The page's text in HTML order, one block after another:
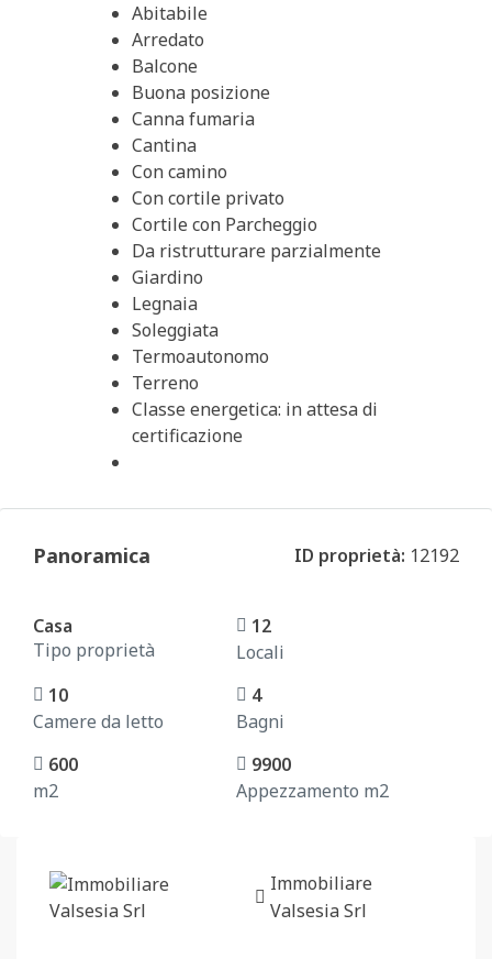
Abitabile
Arredato
Balcone
Buona posizione
Canna fumaria
Cantina
Con camino
Con cortile privato
Cortile con Parcheggio
Da ristrutturare parzialmente
Giardino
Legnaia
Soleggiata
Termoautonomo
Terreno
Classe energetica: in attesa di
certificazione
Panoramica ID proprietà: 12192
Casa
Tipo proprietà
12
Locali
10
Camere da letto
4
Bagni
600
m2
9900
Appezzamento m2
Immobiliare
Valsesia Srl